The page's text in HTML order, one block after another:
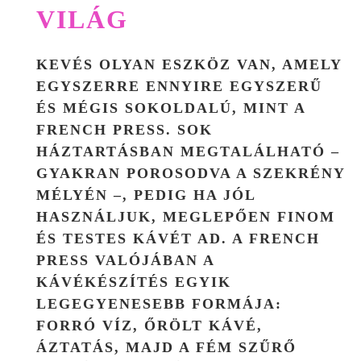
VILÁG
KEVÉS OLYAN ESZKÖZ VAN, AMELY
EGYSZERRE ENNYIRE EGYSZERŰ
ÉS MÉGIS SOKOLDALÚ, MINT A
FRENCH PRESS. SOK
HÁZTARTÁSBAN MEGTALÁLHATÓ –
GYAKRAN POROSODVA A SZEKRÉNY
MÉLYÉN –, PEDIG HA JÓL
HASZNÁLJUK, MEGLEPŐEN FINOM
ÉS TESTES KÁVÉT AD. A FRENCH
PRESS VALÓJÁBAN A
KÁVÉKÉSZÍTÉS EGYIK
LEGEGYENESEBB FORMÁJA:
FORRÓ VÍZ, ŐRÖLT KÁVÉ,
ÁZTATÁS, MAJD A FÉM SZŰRŐ